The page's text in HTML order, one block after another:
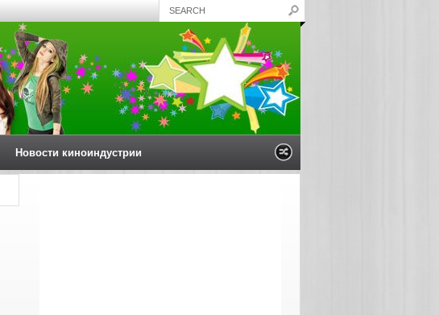
Новости киноиндустрии